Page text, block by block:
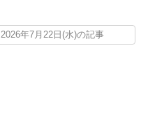
2026年7月22日(水)の記事